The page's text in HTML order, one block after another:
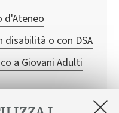
d'Ateneo
o con DSA
a Giovani Adulti